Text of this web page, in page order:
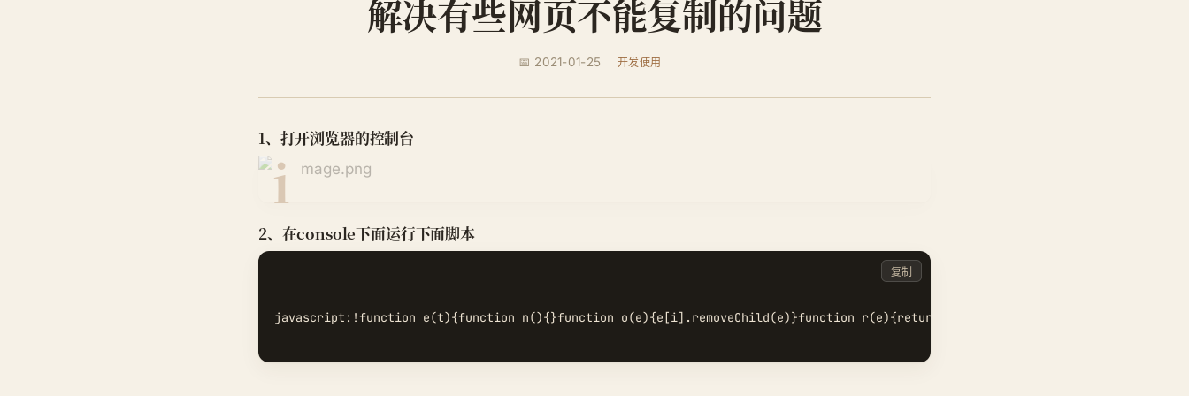
解决有些网页不能复制的问题
📅 2021-01-25 开发使用
1、打开浏览器的控制台
2、在console下面运行下面脚本
javascript:!function e(t){function n(){}function o(e){e[i].removeChild(e)}function
复制